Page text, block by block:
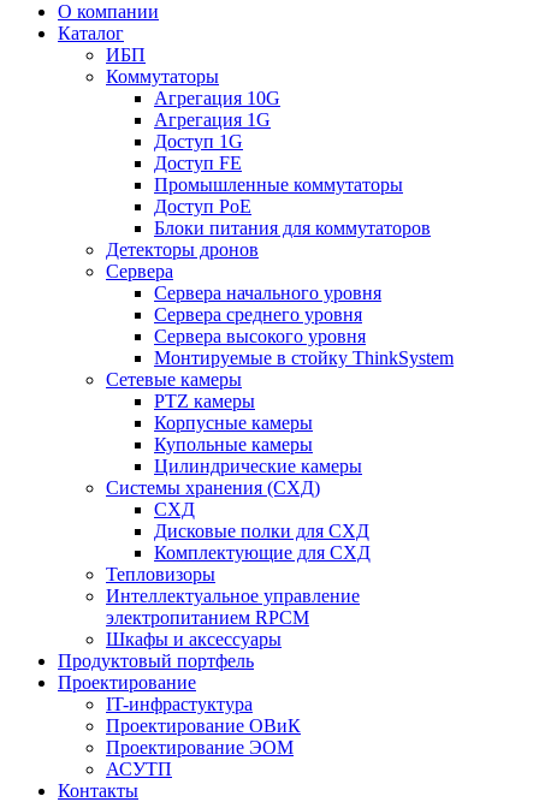
О компании
Каталог
ИБП
Коммутаторы
Агрегация 10G
Агрегация 1G
Доступ 1G
Доступ FE
Промышленные коммутаторы
Доступ PoE
Блоки питания для коммутаторов
Детекторы дронов
Сервера
Сервера начального уровня
Сервера среднего уровня
Сервера высокого уровня
Монтируемые в стойку ThinkSystem
Сетевые камеры
PTZ камеры
Корпусные камеры
Купольные камеры
Цилиндрические камеры
Системы хранения (СХД)
СХД
Дисковые полки для СХД
Комплектующие для СХД
Тепловизоры
Интеллектуальное управление
электропитанием RPCM
Шкафы и аксессуары
Продуктовый портфель
Проектирование
IT-инфрастуктура
Проектирование ОВиК
Проектирование ЭОМ
АСУТП
Контакты